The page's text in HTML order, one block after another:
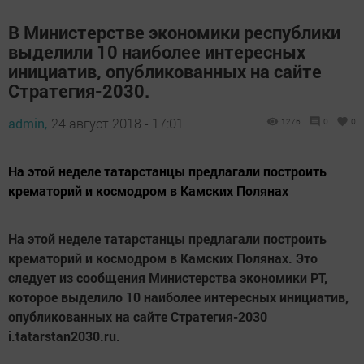
В Министерстве экономики республики
выделили 10 наиболее интересных
инициатив, опубликованных на сайте
Стратегия-2030.
admin, 24 август 2018 - 17:01 1276 0 0
На этой неделе татарстанцы предлагали построить
крематорий и космодром в Камских Полянах
На этой неделе татарстанцы предлагали построить
крематорий и космодром в Камских Полянах. Это
следует из сообщения Министерства экономики РТ,
которое выделило 10 наиболее интересных инициатив,
опубликованных на сайте Стратегия-2030
i.tatarstan2030.ru.